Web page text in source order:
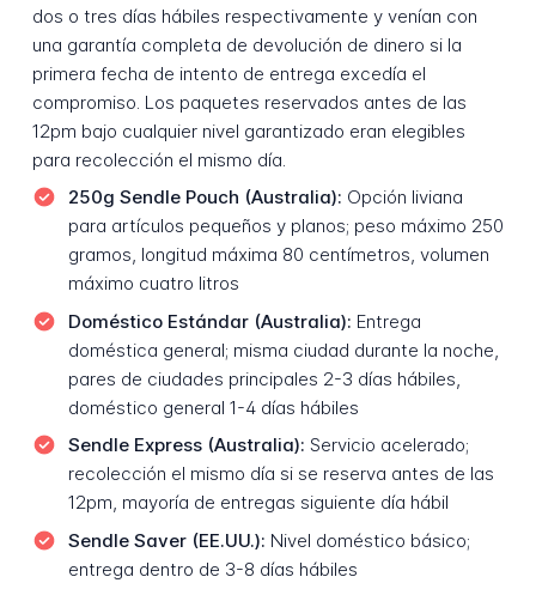
dos o tres días hábiles respectivamente y venían con
una garantía completa de devolución de dinero si la
primera fecha de intento de entrega excedía el
compromiso. Los paquetes reservados antes de las
12pm bajo cualquier nivel garantizado eran elegibles
para recolección el mismo día.
250g Sendle Pouch (Australia): Opción liviana
para artículos pequeños y planos; peso máximo 250
gramos, longitud máxima 80 centímetros, volumen
máximo cuatro litros
Doméstico Estándar (Australia): Entrega
doméstica general; misma ciudad durante la noche,
pares de ciudades principales 2-3 días hábiles,
doméstico general 1-4 días hábiles
Sendle Express (Australia): Servicio acelerado;
recolección el mismo día si se reserva antes de las
12pm, mayoría de entregas siguiente día hábil
Sendle Saver (EE.UU.): Nivel doméstico básico;
entrega dentro de 3-8 días hábiles